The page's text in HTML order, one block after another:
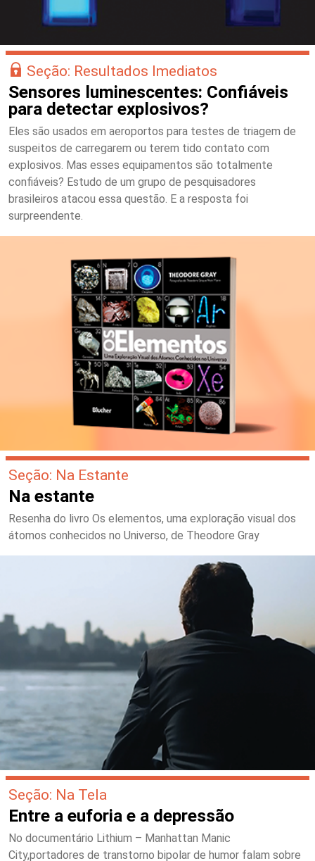
Seção: Resultados Imediatos
Sensores luminescentes: Confiáveis
para detectar explosivos?
Eles são usados em aeroportos para testes de triagem de
suspeitos de carregarem ou terem tido contato com
explosivos. Mas esses equipamentos são totalmente
confiáveis? Estudo de um grupo de pesquisadores
brasileiros atacou essa questão. E a resposta foi
surpreendente.
Seção: Na Estante
Na estante
Resenha do livro Os elementos, uma exploração visual dos
átomos conhecidos no Universo, de Theodore Gray
Seção: Na Tela
Entre a euforia e a depressão
No documentário Lithium – Manhattan Manic
City,portadores de transtorno bipolar de humor falam sobre